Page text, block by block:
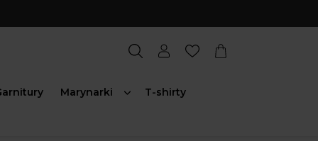
Marynarki T-shirty